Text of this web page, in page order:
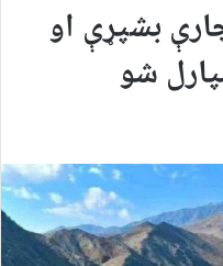
بشپړې او
شو